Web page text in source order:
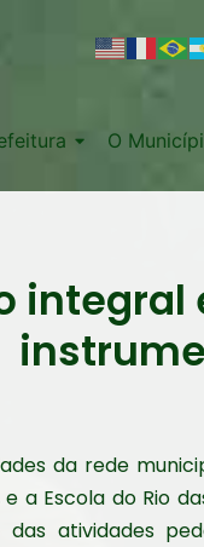
O
integral
da rede
a Escola do Rio
atividades